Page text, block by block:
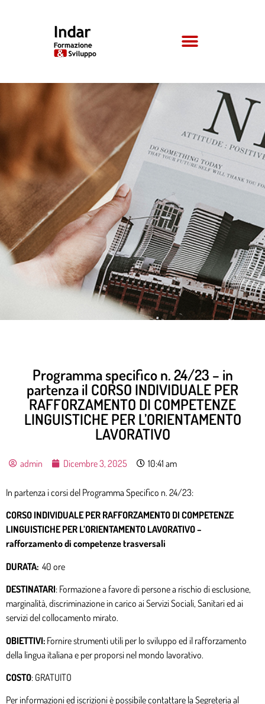
Programma specifico n. 24/23 – in
partenza il CORSO INDIVIDUALE PER
RAFFORZAMENTO DI COMPETENZE
LINGUISTICHE PER L’ORIENTAMENTO
LAVORATIVO
admin Dicembre 3, 2025 10:41 am
In partenza i corsi del Programma Specifico n. 24/23:
CORSO INDIVIDUALE PER RAFFORZAMENTO DI COMPETENZE
LINGUISTICHE PER L’ORIENTAMENTO LAVORATIVO –
rafforzamento di competenze trasversali
DURATA: 40 ore
DESTINATARI: Formazione a favore di persone a rischio di esclusione,
marginalità, discriminazione in carico ai Servizi Sociali, Sanitari ed ai
servizi del collocamento mirato.
OBIETTIVI: Fornire strumenti utili per lo sviluppo ed il rafforzamento
della lingua italiana e per proporsi nel mondo lavorativo.
COSTO: GRATUITO
Per informazioni ed iscrizioni è possibile contattare la Segreteria al